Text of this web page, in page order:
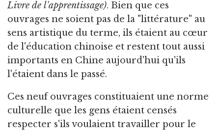
Livre de l'apprentissage). Bien que ces
ouvrages ne soient pas de la "littérature" au
sens artistique du terme, ils étaient au cœur
de l'éducation chinoise et restent tout aussi
importants en Chine aujourd'hui qu'ils
l'étaient dans le passé.
Ces neuf ouvrages constituaient une norme
culturelle que les gens étaient censés
respecter s'ils voulaient travailler pour le